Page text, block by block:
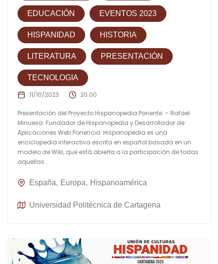
EDUCACIÓN EVENTOS 2023
HISPANIDAD HISTORIA
LITERATURA PRESENTACIÓN
TECNOLOGIA
11/10/2023 20:00
Presentación del Proyecto Hispanopedia Ponente: – Rafael
Minuesa: Fundador de Hispanopedia y Desarrollador de
Aplicaciones Web Ponencia: Hispanopedia es una
enciclopedia interactiva escrita en español basada en un
modelo de Wiki, que está abierta a la participación de todas
aquellas...
España Europa Hispanoamérica
Universidad Politécnica de Cartagena